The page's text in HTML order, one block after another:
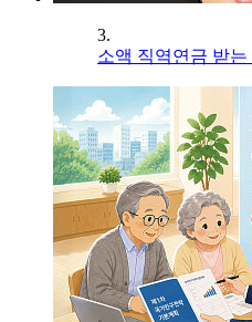
3.
소액 직역연금 받